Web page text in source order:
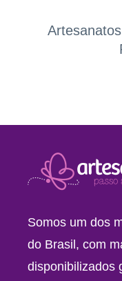
Somos um dos
do Brasil, com
disponibilizados